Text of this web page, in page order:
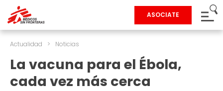
ASOCIATE
Actualidad > Noticias
La vacuna para el Ébola,
cada vez más cerca